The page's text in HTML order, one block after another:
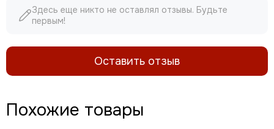
Здесь еще никто не оставлял отзывы. Будьте
первым!
Оставить отзыв
Похожие товары